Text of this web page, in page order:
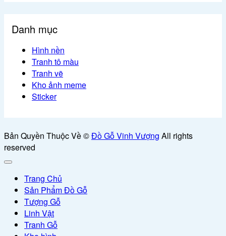
Danh mục
Hình nền
Tranh tô màu
Tranh vẽ
Kho ảnh meme
Sticker
Bản Quyền Thuộc Về ©Đồ Gỗ Vinh Vượng All rights
reserved
Trang Chủ
Sản Phẩm Đồ Gỗ
Tượng Gỗ
Linh Vật
Tranh Gỗ